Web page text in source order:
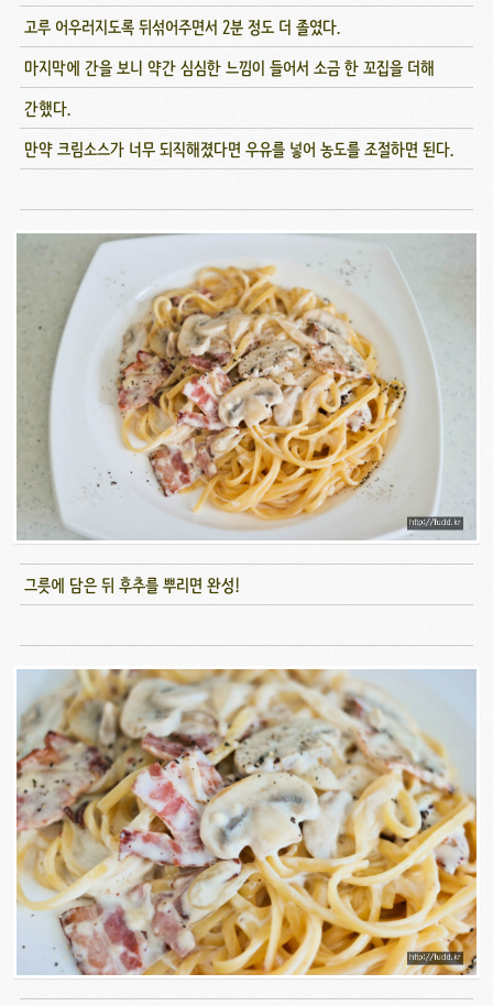
고루 어우러지도록 뒤섞어주면서 2분 정도 더 졸였다.
마지막에 간을 보니 약간 심심한 느낌이 들어서 소금 한 꼬집을 더해
간했다.
만약 크림소스가 너무 되직해졌다면 우유를 넣어 농도를 조절하면 된다.
그릇에 담은 뒤 후추를 뿌리면 완성!